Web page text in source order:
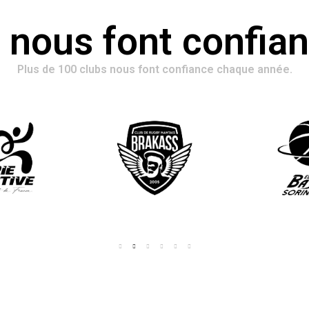
nous font
Plus de 100 clubs nous font confiance chaque année.